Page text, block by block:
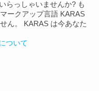
らっしゃいませんか? も
ークアップ言語 KARAS
ん。 KARAS は今あなた
ついて